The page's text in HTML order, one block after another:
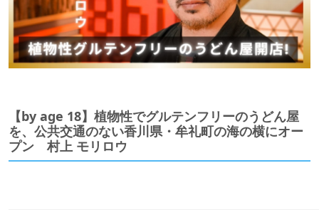
【by age 18】植物性でグルテンフリーのうどん屋
を、公共交通のない香川県・牟礼町の海の横にオー
プン 村上 モリロウ